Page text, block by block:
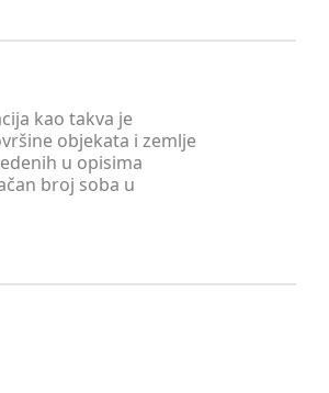
kao takva je
objekata i zemlje
u opisima
broj soba u